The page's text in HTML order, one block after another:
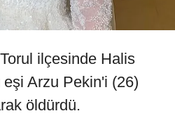
ilçesinde Halis
eşi Arzu Pekin'i (26)
öldürdü.